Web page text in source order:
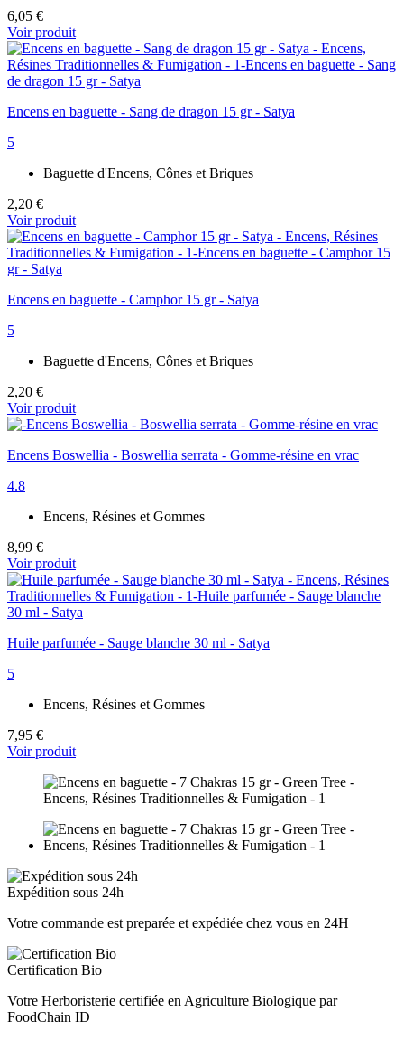
6,05 €
Voir produit
Encens en baguette - Sang de dragon 15 gr - Satya
5
Baguette d'Encens, Cônes et Briques
2,20 €
Voir produit
Encens en baguette - Camphor 15 gr - Satya
5
Baguette d'Encens, Cônes et Briques
2,20 €
Voir produit
Encens Boswellia - Boswellia serrata - Gomme-résine en vrac
4.8
Encens, Résines et Gommes
8,99 €
Voir produit
Huile parfumée - Sauge blanche 30 ml - Satya
5
Encens, Résines et Gommes
7,95 €
Voir produit
Expédition sous 24h
Votre commande est preparée et expédiée chez vous en 24H
Certification Bio
Votre Herboristerie certifiée en Agriculture Biologique par
FoodChain ID